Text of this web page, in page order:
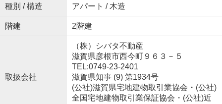
種別 / 構造 アパート / 木造
階建 2階建
取扱会社
（株）シバタ不動産
滋賀県彦根市西今町９６３－５
TEL:0749-23-2401
滋賀県知事 (9) 第1934号
(公社)滋賀県宅地建物取引業協会・(公社)
全国宅地建物取引業保証協会・(公社)近